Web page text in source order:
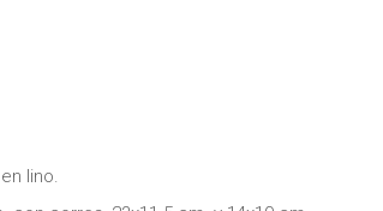
lino.